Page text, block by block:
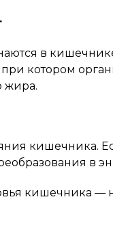
в
котором
жира.
кишечника.
в
кишечника —